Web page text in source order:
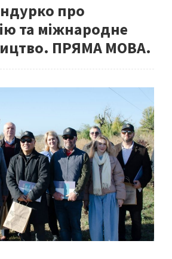
про
та міжнародне
ПРЯМА МОВА.